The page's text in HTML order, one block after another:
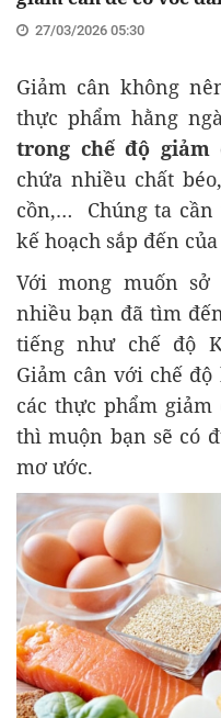
27/03/2026 05:30
Giảm cân không
thực phẩm hằng
trong chế độ giảm
chứa nhiều chất
cồn,… Chúng ta
kế hoạch sắp đến
Với mong muốn
nhiều bạn đã tìm
tiếng như chế độ
Giảm cân với chế
các thực phẩm
thì muộn bạn sẽ có
mơ ước.